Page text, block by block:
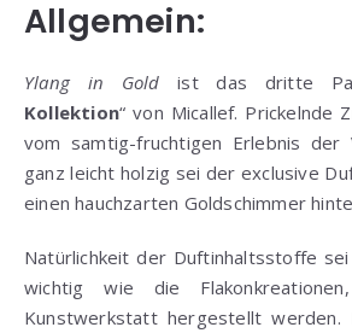
Allgemein:
Ylang in Gold ist das dritte
Kollektion“ von Micallef.
vom samtig-fruchtigen Erlebnis der
ganz leicht holzig sei der exclusive
einen hauchzarten Goldschimmer
Natürlichkeit der Duftinhaltsstoffe sei
wichtig wie die
Kunstwerkstatt hergestellt